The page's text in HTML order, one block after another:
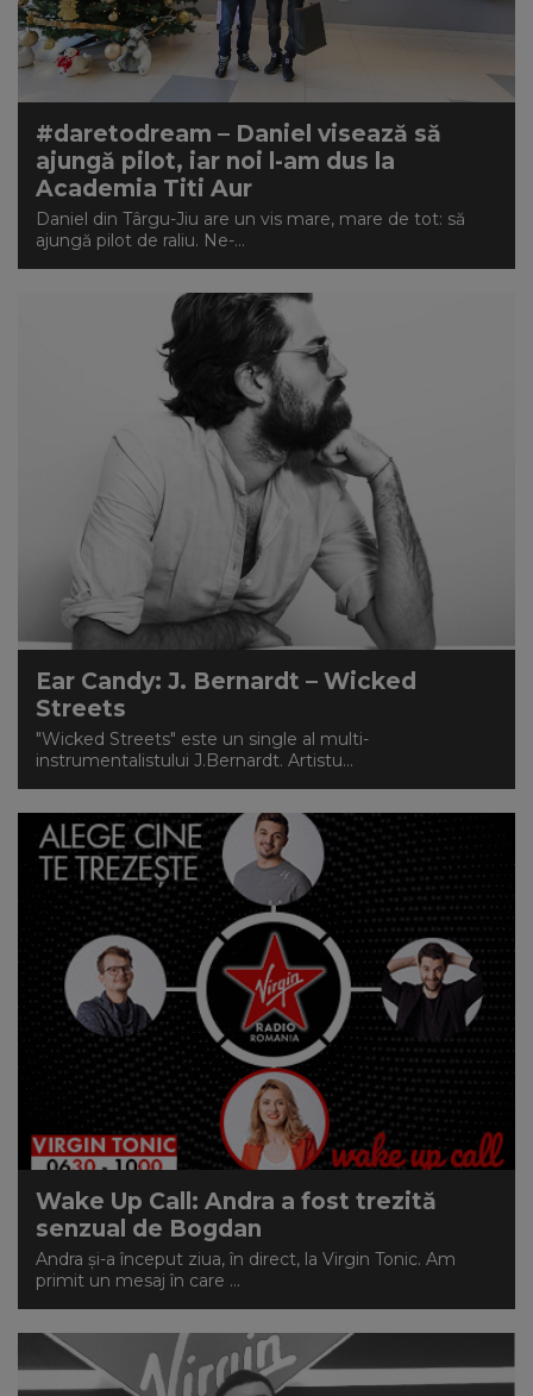
#daretodream – Daniel visează să
ajungă pilot, iar noi l-am dus la
Academia Titi Aur
Daniel din Târgu-Jiu are un vis mare, mare de tot: să
ajungă pilot de raliu. Ne-...
Ear Candy: J. Bernardt – Wicked
Streets
"Wicked Streets" este un single al multi-
instrumentalistului J.Bernardt. Artistu...
Wake Up Call: Andra a fost trezită
senzual de Bogdan
Andra și-a început ziua, în direct, la Virgin Tonic. Am
primit un mesaj în care ...